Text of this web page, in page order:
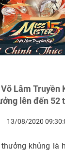
Lâm Truyền
lên đến 52
13/08/2020
khủng là